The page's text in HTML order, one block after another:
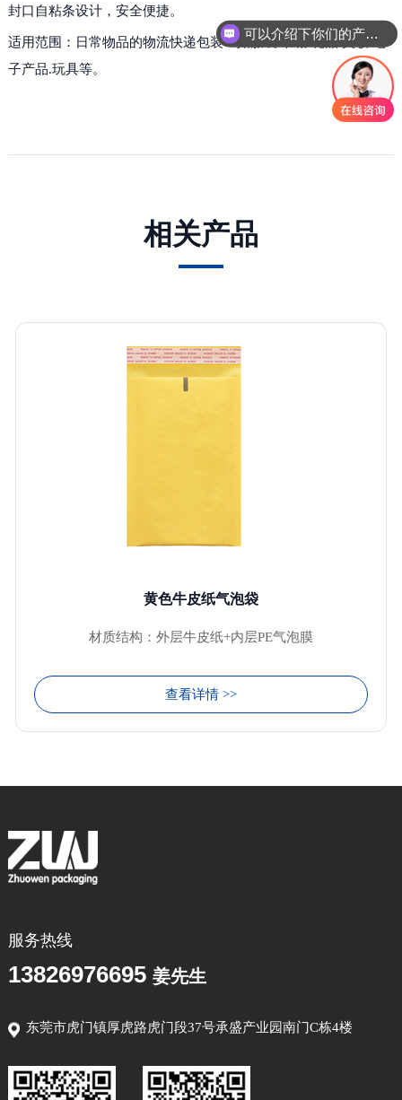
封口自粘条设计，安全便捷。
适用范围：日常物品的物流快递包装：如服装.书籍.礼品.美妆.电
子产品.玩具等。
相关产品
黄色牛皮纸气泡袋
材质结构：外层牛皮纸+内层PE气泡膜
查看详情 >>
服务热线
13826976695 姜先生
东莞市虎门镇厚虎路虎门段37号承盛产业园南门C栋4楼
可以介绍下你们的产品么